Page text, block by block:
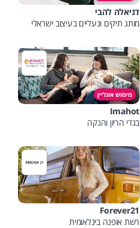
דניאלה להבי
מותג תיקים ונעליים בעיצוב ישראלי
מימוש אונליין
Imahot
בגדי הריון והנקה
Forever21
רשת אופנה בינלאומית